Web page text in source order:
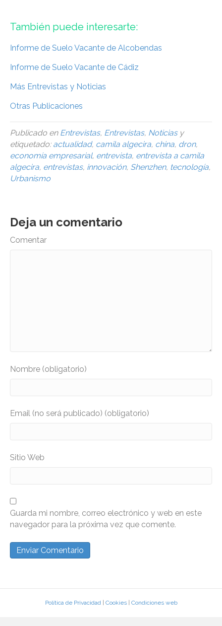
También puede interesarte:
Informe de Suelo Vacante de Alcobendas
Informe de Suelo Vacante de Cádiz
Más Entrevistas y Noticias
Otras Publicaciones
Publicado en Entrevistas, Entrevistas, Noticiasy
etiquetado: actualidad, camila algecira, china, dron,
economía empresarial, entrevista, entrevista a camila
algecira, entrevistas, innovación, Shenzhen, tecnología,
Urbanismo
Deja un comentario
Comentar
Nombre (obligatorio)
Email (no será publicado) (obligatorio)
Sitio Web
Guarda mi nombre, correo electrónico y web en este
navegador para la próxima vez que comente.
Política de Privacidad| Cookies| Condiciones web